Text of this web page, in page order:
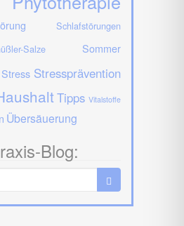
Schlafstörungen
Salze Sommer
Stress Stressprävention
Tipps Vitalstoffe
Übersäuerung
Blog: